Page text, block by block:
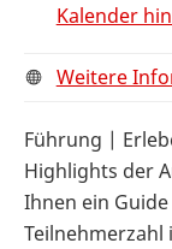
Kalender
Weitere
Führung |
Highlights der
Ihnen ein